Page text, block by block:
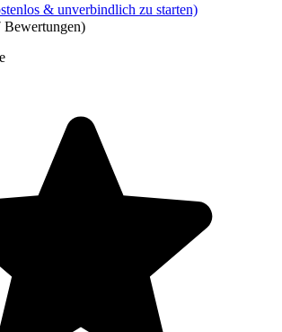
& unverbindlich zu starten)
Bewertungen)